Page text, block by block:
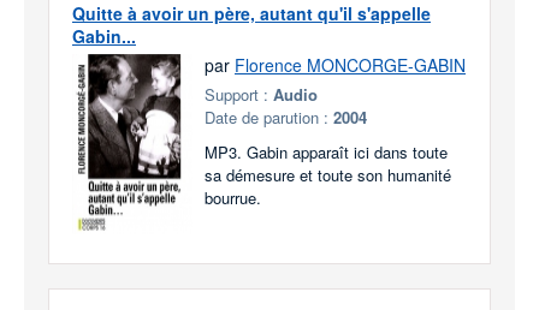
Quitte à avoir un père, autant qu'il s'appelle
Gabin...
par Florence MONCORGE-GABIN
Support : Audio
Date de parution : 2004
MP3. Gabin apparaît ici dans toute
sa démesure et toute son humanité
bourrue.